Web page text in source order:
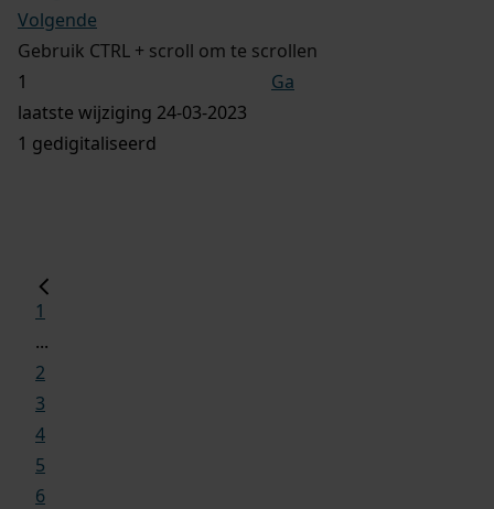
Volgende
Gebruik CTRL + scroll om te scrollen
Ga
laatste wijziging 24-03-2023
1 gedigitaliseerd
1
...
2
3
4
5
6